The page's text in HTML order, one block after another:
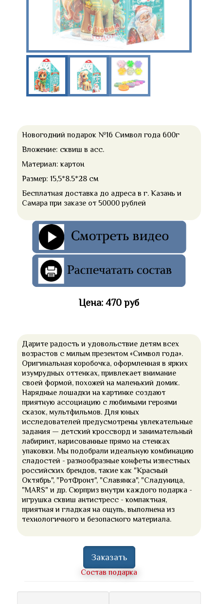
Новогодний подарок №16 Символ года 600г
Вложение: сквиш в асс.
Материал: картон
Размер: 15,5*8.5*28 см
Бесплатная доставка до адреса в г. Казань и
Самара при заказе от 50000 рублей
Цена: 470 руб
Дарите радость и удовольствие детям всех
возрастов с милым презентом «Символ года».
Оригинальная коробочка, оформленная в ярких
изумрудных оттенках, привлекает внимание
своей формой, похожей на маленький домик.
Нарядные лошадки на картинке создают
приятную ассоциацию с любимыми героями
сказок, мультфильмов. Для юных
исследователей предусмотрены увлекательные
задания — детский кроссворд и занимательный
лабиринт, нарисованные прямо на стенках
упаковки. Мы подобрали идеальную комбинацию
сладостей - разнообразные конфеты известных
российских брендов, такие как "Красный
Октябрь", "РотФронт", "Славянка", "Сладуница,
"MARS" и др. Сюрприз внутри каждого подарка -
игрушка сквиш антистресс - компактная,
приятная и гладкая на ощупь, выполнена из
технологичного и безопасного материала.
Заказать
Состав подарка